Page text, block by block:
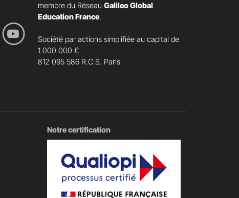
membre du Réseau Galileo Global
Education France.
Société par actions simplifiée au capital de
1 000 000 €
812 095 586 R.C.S. Paris
Notre certification